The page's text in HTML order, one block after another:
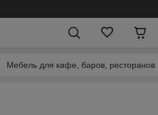
Мебель для кафе, баров, ресторанов